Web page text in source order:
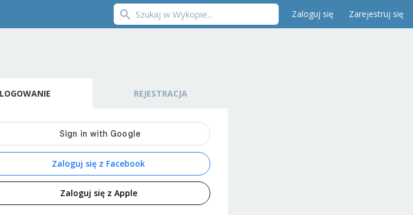
Zaloguj się Zarejestruj się
LOGOWANIE REJESTRACJA
Zaloguj się z Facebook
Zaloguj się z Apple